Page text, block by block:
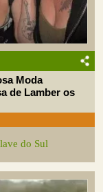
Moda
de Lamber os
do Sul